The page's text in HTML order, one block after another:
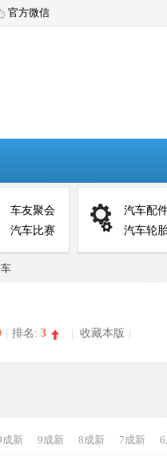
官方微信
车友聚会
汽车比赛
汽车配
汽车轮
排名: 3 | 收藏本版 |
成新 9成新 8成新 7成新